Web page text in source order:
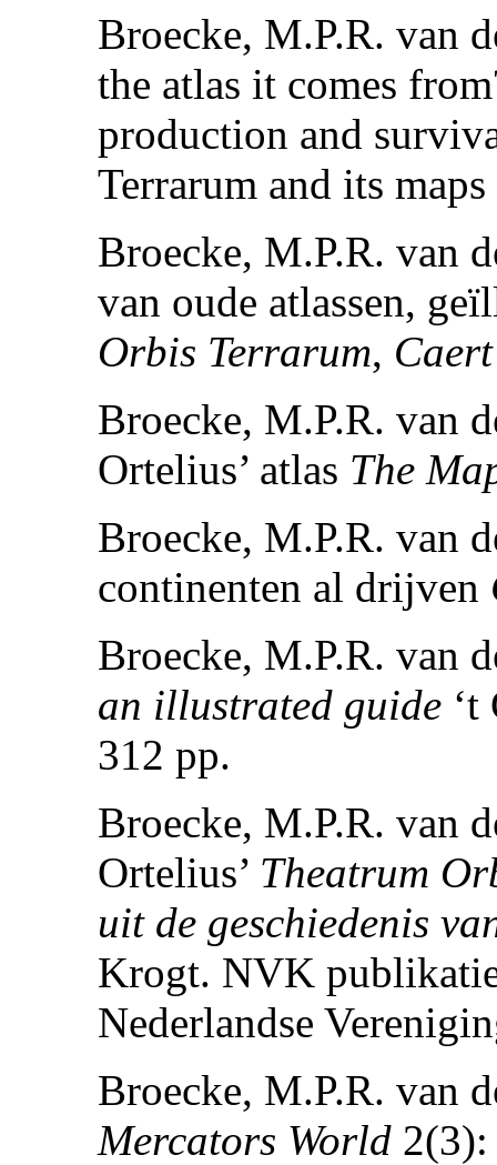
Broecke, M.P.R. van
the atlas it comes
production and
Terrarum and its maps
Broecke, M.P.R. van
van oude atlassen,
Orbis Terrarum,
Broecke, M.P.R. van
Ortelius’ atlas The
Broecke, M.P.R. van
continenten al drijven
Broecke, M.P.R. van
an illustrated guide
312 pp.
Broecke, M.P.R. van
Ortelius’ Theatrum
uit de geschiedenis
Krogt. NVK
Nederlandse
Broecke, M.P.R. van
Mercators World